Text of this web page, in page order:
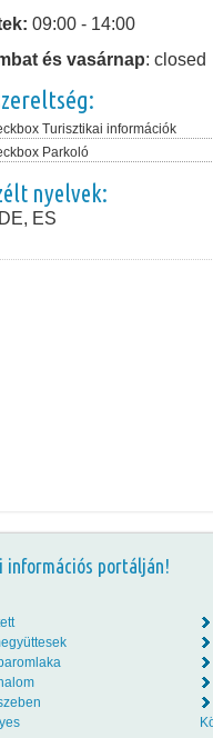
09:00 - 14:00
és vasárnap: closed
Turisztikai információk
Parkoló
nyelvek:
ES
információs portálján!